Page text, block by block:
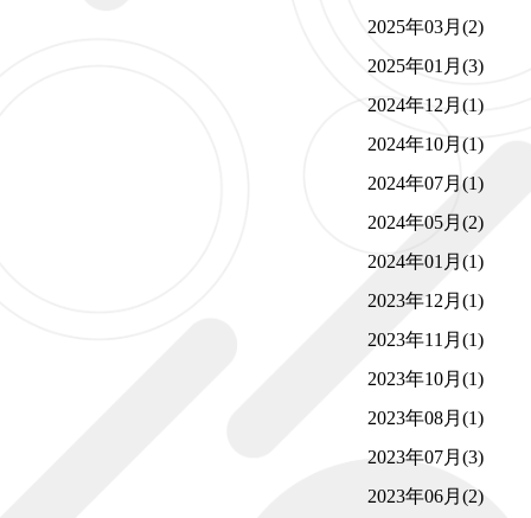
2025年03月(2)
2025年01月(3)
2024年12月(1)
2024年10月(1)
2024年07月(1)
2024年05月(2)
2024年01月(1)
2023年12月(1)
2023年11月(1)
2023年10月(1)
2023年08月(1)
2023年07月(3)
2023年06月(2)